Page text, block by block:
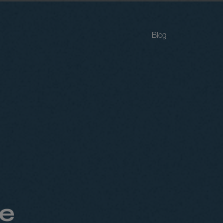
Blog